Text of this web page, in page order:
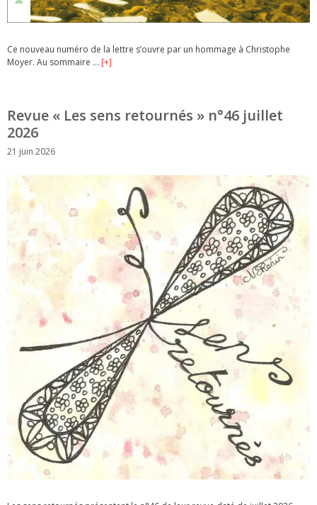
Ce nouveau numéro de la lettre s’ouvre par un hommage à Christophe
Moyer. Au sommaire … [+]
Revue « Les sens retournés » n°46 juillet
2026
21 juin 2026